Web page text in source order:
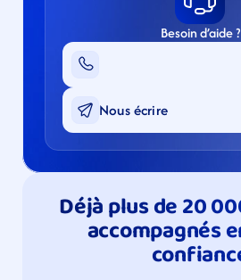
Besoin d’aide ?
Nous écrire
Déjà plus de 20
accompagnés